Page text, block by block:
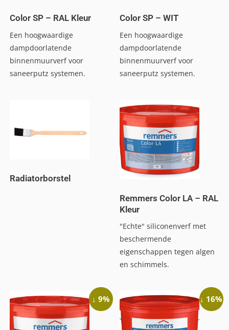
Color SP – RAL Kleur
Een hoogwaardige
dampdoorlatende
binnenmuurverf voor
saneerputz systemen.
Color SP – WIT
Een hoogwaardige
dampdoorlatende
binnenmuurverf voor
saneerputz systemen.
Radiatorborstel
Remmers Color LA – RAL
Kleur
"Echte" siliconenverf met
beschermende
eigenschappen tegen algen
en schimmels.
↓ 9% ↓ 16%